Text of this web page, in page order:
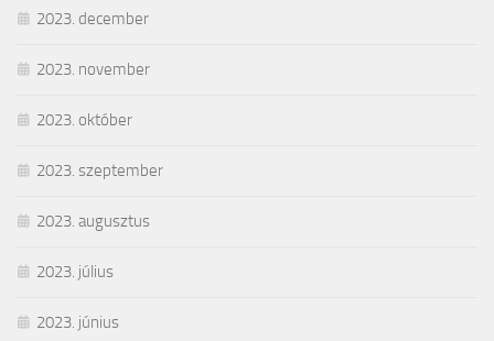
2023. december
2023. november
2023. október
2023. szeptember
2023. augusztus
2023. július
2023. június